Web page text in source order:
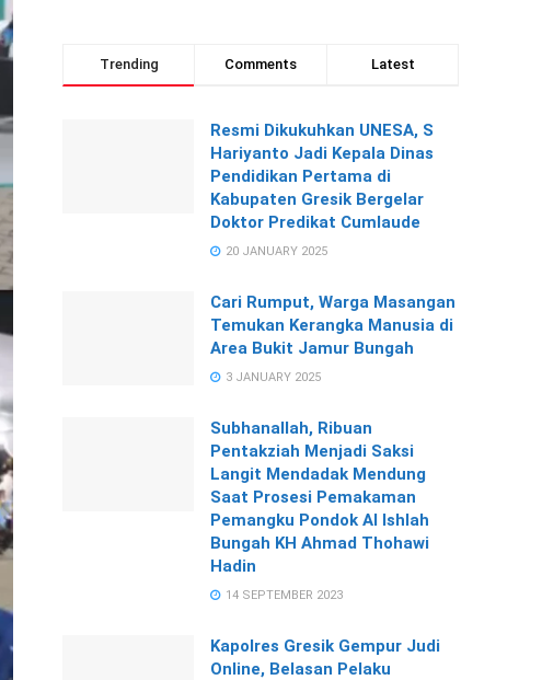
Trending Comments Latest
Resmi Dikukuhkan UNESA, S
Hariyanto Jadi Kepala Dinas
Pendidikan Pertama di
Kabupaten Gresik Bergelar
Doktor Predikat Cumlaude
20 JANUARY 2025
Cari Rumput, Warga Masangan
Temukan Kerangka Manusia di
Area Bukit Jamur Bungah
3 JANUARY 2025
Subhanallah, Ribuan
Pentakziah Menjadi Saksi
Langit Mendadak Mendung
Saat Prosesi Pemakaman
Pemangku Pondok Al Ishlah
Bungah KH Ahmad Thohawi
Hadin
14 SEPTEMBER 2023
Kapolres Gresik Gempur Judi
Online, Belasan Pelaku